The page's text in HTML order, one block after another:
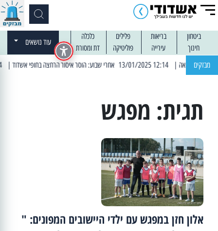
ביטחון בריאות פלילים
כלכלה
חינוך
עירייה פוליטיקה דת ומסורת
עוד נושאים
מבזקים | 12:14 13/01/2025 אחרי שבוע: הוסר איסור הרחצה בחופי אשדוד | 13:04 14/01/2025 עובדים בלילות: עבודות קרצוף וריבוד אספלט
תגית: מפגש
אלון חזן במפגש עם ילדי היישובים המפונים: "